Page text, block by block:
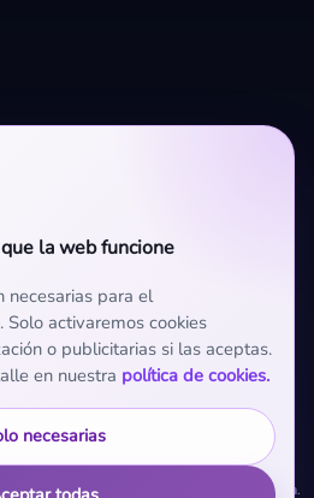
la web funcione
necesarias para el
activaremos cookies
o publicitarias si las aceptas.
en nuestra política de cookies.
necesarias
© 2026 OpenClima.